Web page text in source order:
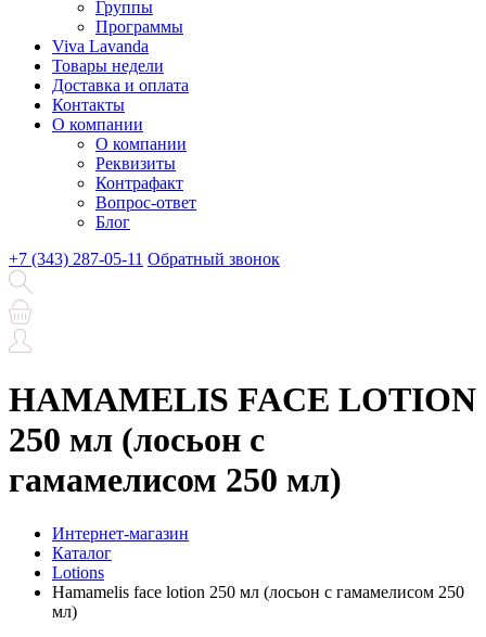
Группы
Программы
Viva Lavanda
Товары недели
Доставка и оплата
Контакты
О компании
О компании
Реквизиты
Контрафакт
Вопрос-ответ
Блог
+7 (343) 287-05-11 Обратный звонок
HAMAMELIS FACE LOTION
250 мл (лосьон с
гамамелисом 250 мл)
Интернет-магазин
Каталог
Lotions
Hamamelis face lotion 250 мл (лосьон с гамамелисом 250
мл)